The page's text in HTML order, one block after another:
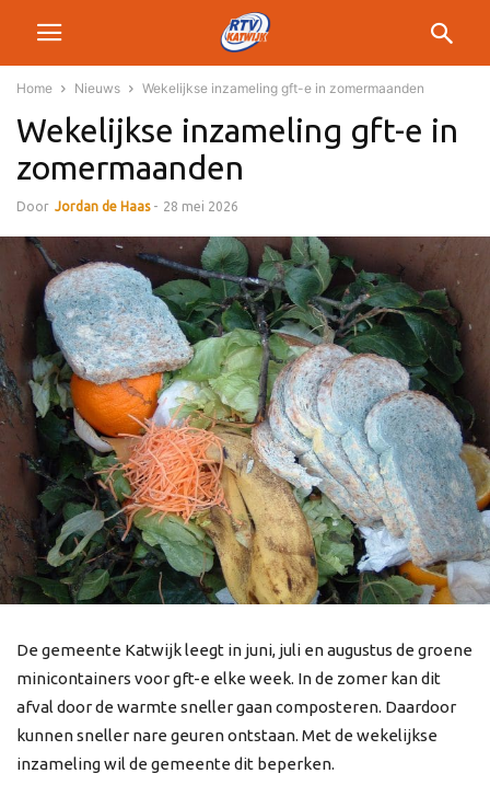
Home Nieuws Wekelijkse inzameling gft-e in zomermaanden
Wekelijkse inzameling gft-e in
zomermaanden
Door Jordan de Haas - 28 mei 2026
De gemeente Katwijk leegt in juni, juli en augustus de groene
minicontainers voor gft-e elke week. In de zomer kan dit
afval door de warmte sneller gaan composteren. Daardoor
kunnen sneller nare geuren ontstaan. Met de wekelijkse
inzameling wil de gemeente dit beperken.